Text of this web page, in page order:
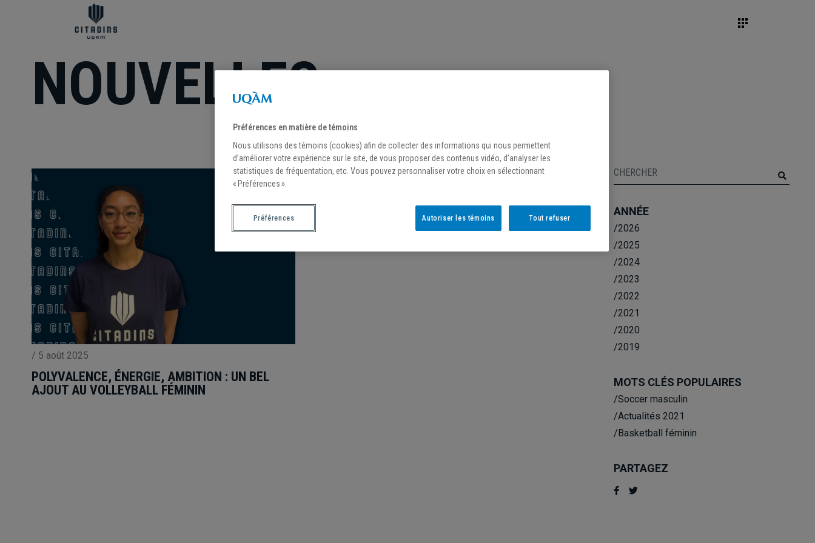
NOUVELLES
/ 5 août 2025
POLYVALENCE, ÉNERGIE, AMBITION : UN BEL
AJOUT AU VOLLEYBALL FÉMININ
ANNÉE
/2026
/2025
/2024
/2023
/2022
/2021
/2020
/2019
MOTS CLÉS POPULAIRES
/Soccer masculin
/Actualités 2021
/Basketball féminin
PARTAGEZ
Préférences en matière de témoins
Nous utilisons des témoins (cookies) afin de collecter des informations qui nous permettent
d’améliorer votre expérience sur le site, de vous proposer des contenus vidéo, d’analyser les
statistiques de fréquentation, etc. Vous pouvez personnaliser votre choix en sélectionnant
« Préférences ».
Tout refuser
Autoriser les témoins
Préférences